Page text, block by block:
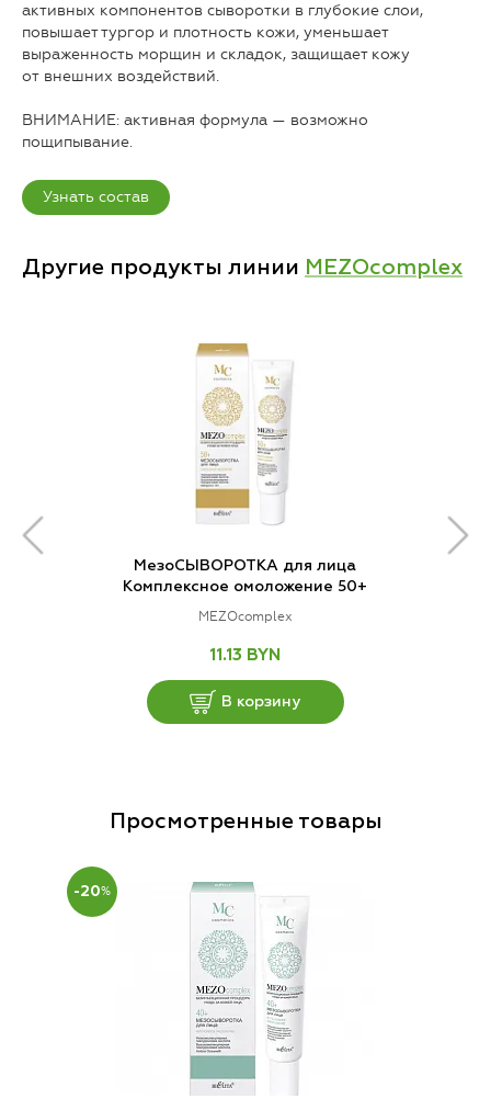
активных компонентов сыворотки в глубокие слои,
повышает тургор и плотность кожи, уменьшает
выраженность морщин и складок, защищает кожу
от внешних воздействий.
ВНИМАНИЕ: активная формула — возможно
пощипывание.
Узнать состав
Другие продукты линии MEZOcomplex
МезоСЫВОРОТКА для лица
Комплексное омоложение 50+
MEZOcomplex
11.13 BYN
В корзину
Просмотренные товары
-20%